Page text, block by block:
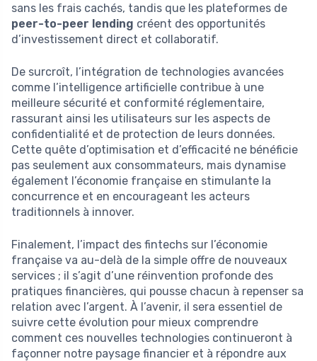
sans les frais cachés, tandis que les plateformes de
peer-to-peer lending créent des opportunités
d’investissement direct et collaboratif.
De surcroît, l’intégration de technologies avancées
comme l’intelligence artificielle contribue à une
meilleure sécurité et conformité réglementaire,
rassurant ainsi les utilisateurs sur les aspects de
confidentialité et de protection de leurs données.
Cette quête d’optimisation et d’efficacité ne bénéficie
pas seulement aux consommateurs, mais dynamise
également l’économie française en stimulante la
concurrence et en encourageant les acteurs
traditionnels à innover.
Finalement, l’impact des fintechs sur l’économie
française va au-delà de la simple offre de nouveaux
services ; il s’agit d’une réinvention profonde des
pratiques financières, qui pousse chacun à repenser sa
relation avec l’argent. À l’avenir, il sera essentiel de
suivre cette évolution pour mieux comprendre
comment ces nouvelles technologies continueront à
façonner notre paysage financier et à répondre aux